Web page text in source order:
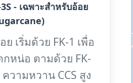
- เฉพาะสำหรับอ้อย
เริ่มด้วย FK-1 เพื่อ
กหน่อ ตามด้วย FK-
ความหวาน CCS สูง